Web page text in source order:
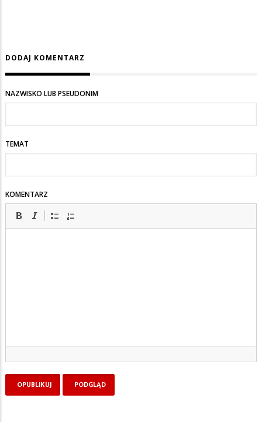
DODAJ KOMENTARZ
NAZWISKO LUB PSEUDONIM
TEMAT
KOMENTARZ